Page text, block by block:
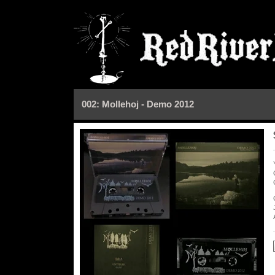
002: Mollehoj - Demo 2012